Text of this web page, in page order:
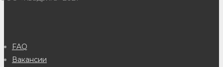
FAQ
Вакансии